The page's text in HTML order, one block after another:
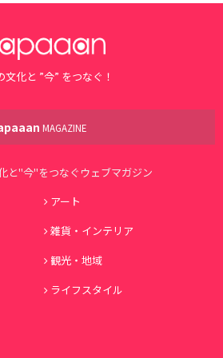
文化と ”今” をつなぐ！
MAGAZINE
と"今"をつなぐウェブマガジン
アート
雑貨・インテリア
観光・地域
ライフスタイル